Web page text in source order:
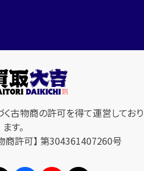
古物商の許可を得て運営しており
ます。
商許可】 第304361407260号